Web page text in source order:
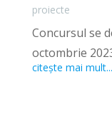
proiecte
Concursul se
octombrie
citește mai mult...